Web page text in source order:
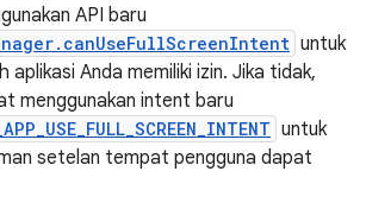
API baru
untuk
aplikasi Anda memiliki izin. Jika tidak,
menggunakan intent baru
untuk
setelan tempat pengguna dapat